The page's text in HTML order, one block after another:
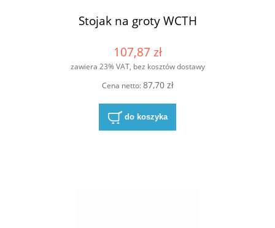
Stojak na groty WCTH
107,87 zł
zawiera 23% VAT, bez kosztów dostawy
Cena netto:87,70 zł
do koszyka